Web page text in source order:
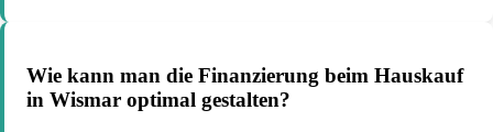
Wie kann man die Finanzierung beim Hauskauf
in Wismar optimal gestalten?